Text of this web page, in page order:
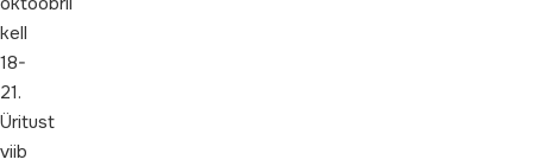
kell
18-
21.
Üritust
viib